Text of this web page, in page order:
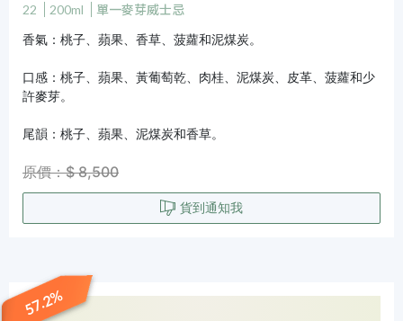
22 200ml
單一麥芽威士忌
香氣：桃子、蘋果、香草、菠蘿和泥煤炭。
口感：桃子、蘋果、黃葡萄乾、肉桂、泥煤炭、皮革、菠蘿和少
許麥芽。
尾韻：桃子、蘋果、泥煤炭和香草。
原價：$ 8,500
貨到通知我
57.2%